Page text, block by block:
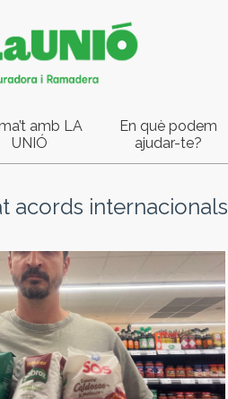
amb LA
UNIÓ
En què podem
ajudar-te?
acords internacionals